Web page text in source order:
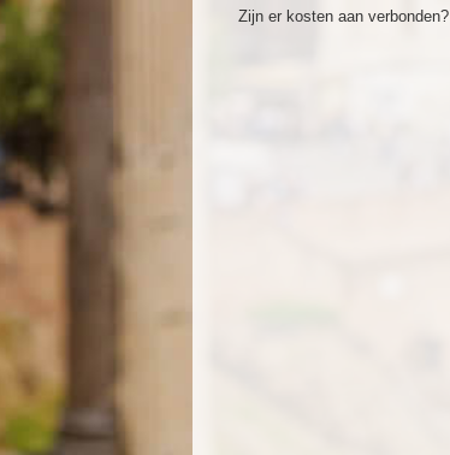
Zijn er kosten aan verbonden?